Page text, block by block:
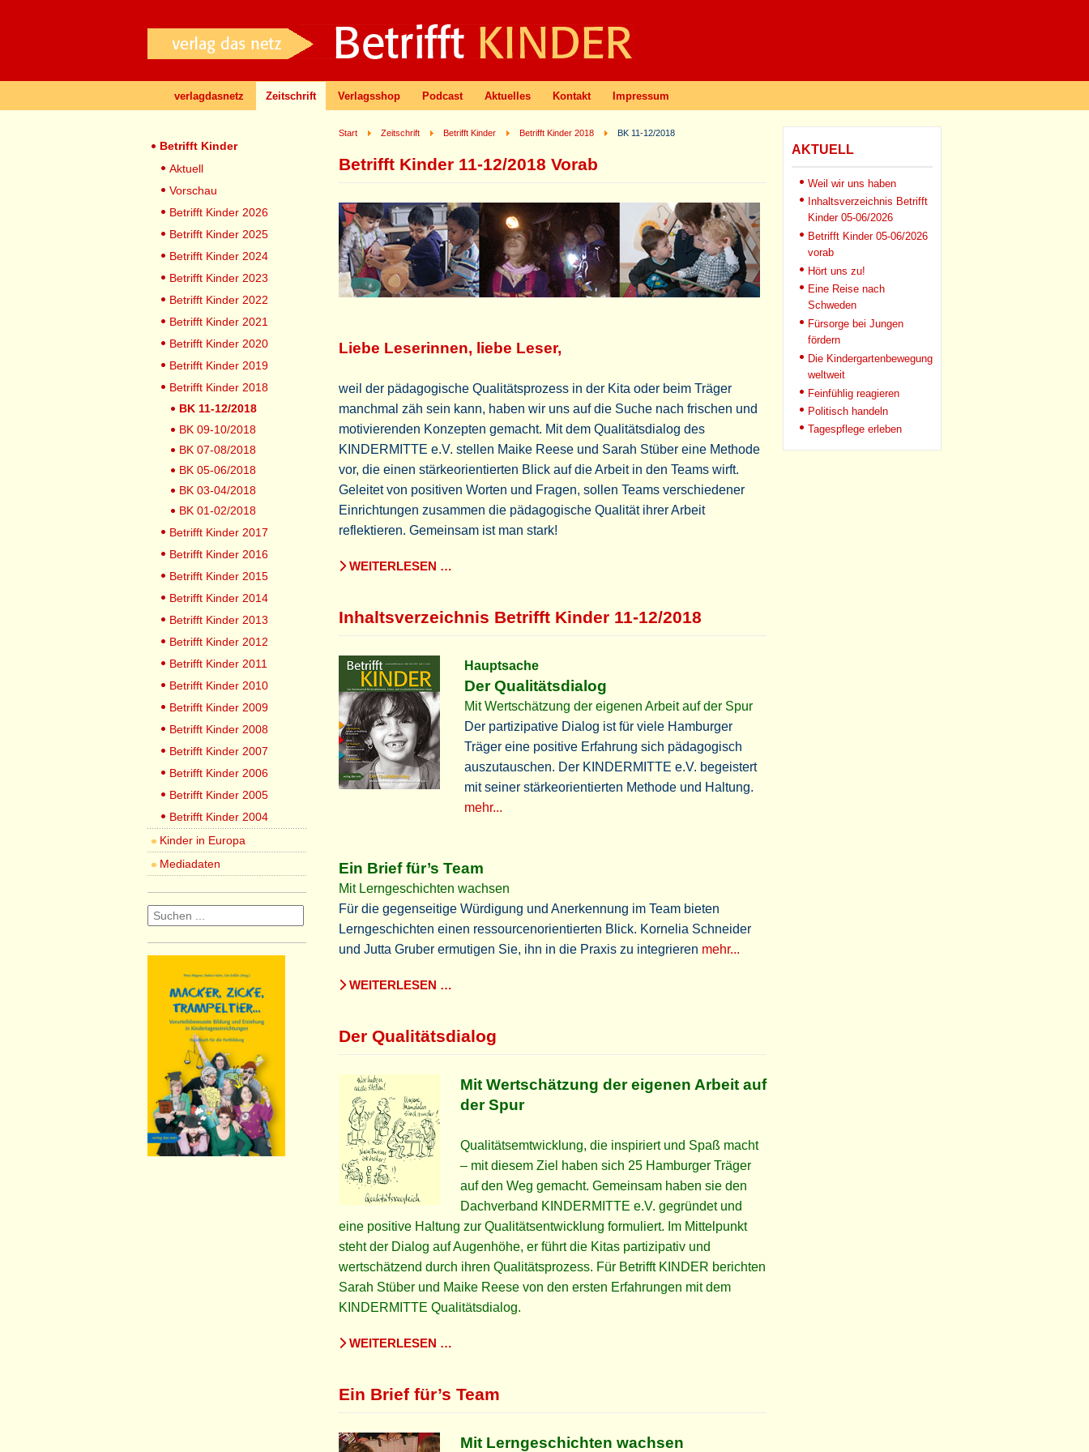
verlagdasnetz Zeitschrift Verlagsshop Podcast Aktuelles Kontakt Impressum
Start Zeitschrift Betrifft Kinder Betrifft Kinder 2018 BK 11-12/2018
Betrifft Kinder 11-12/2018 Vorab
Liebe Leserinnen, liebe Leser,
weil der pädagogische Qualitätsprozess in der Kita oder beim Träger
manchmal zäh sein kann, haben wir uns auf die Suche nach frischen und
motivierenden Konzepten gemacht. Mit dem Qualitätsdialog des
KINDERMITTE e.V. stellen Maike Reese und Sarah Stüber eine Methode
vor, die einen stärkeorientierten Blick auf die Arbeit in den Teams wirft.
Geleitet von positiven Worten und Fragen, sollen Teams verschiedener
Einrichtungen zusammen die pädagogische Qualität ihrer Arbeit
reflektieren. Gemeinsam ist man stark!
WEITERLESEN …
Inhaltsverzeichnis Betrifft Kinder 11-12/2018
Hauptsache
Der Qualitätsdialog
Mit Wertschätzung der eigenen Arbeit auf der Spur
Der partizipative Dialog ist für viele Hamburger
Träger eine positive Erfahrung sich pädagogisch
auszutauschen. Der KINDERMITTE e.V. begeistert
mit seiner stärkeorientierten Methode und Haltung.
mehr...
Ein Brief für’s Team
Mit Lerngeschichten wachsen
Für die gegenseitige Würdigung und Anerkennung im Team bieten
Lerngeschichten einen ressourcenorientierten Blick. Kornelia Schneider
und Jutta Gruber ermutigen Sie, ihn in die Praxis zu integrieren mehr...
WEITERLESEN …
Der Qualitätsdialog
Mit Wertschätzung der eigenen Arbeit auf
der Spur
Qualitätsemtwicklung, die inspiriert und Spaß macht
– mit diesem Ziel haben sich 25 Hamburger Träger
auf den Weg gemacht. Gemeinsam haben sie den
Dachverband KINDERMITTE e.V. gegründet und
eine positive Haltung zur Qualitätsentwicklung formuliert. Im Mittelpunkt
steht der Dialog auf Augenhöhe, er führt die Kitas partizipativ und
wertschätzend durch ihren Qualitätsprozess. Für Betrifft KINDER berichten
Sarah Stüber und Maike Reese von den ersten Erfahrungen mit dem
KINDERMITTE Qualitätsdialog.
WEITERLESEN …
Ein Brief für’s Team
Mit Lerngeschichten wachsen
Betrifft Kinder
Aktuell
Vorschau
Betrifft Kinder 2026
Betrifft Kinder 2025
Betrifft Kinder 2024
Betrifft Kinder 2023
Betrifft Kinder 2022
Betrifft Kinder 2021
Betrifft Kinder 2020
Betrifft Kinder 2019
Betrifft Kinder 2018
BK 11-12/2018
BK 09-10/2018
BK 07-08/2018
BK 05-06/2018
BK 03-04/2018
BK 01-02/2018
Betrifft Kinder 2017
Betrifft Kinder 2016
Betrifft Kinder 2015
Betrifft Kinder 2014
Betrifft Kinder 2013
Betrifft Kinder 2012
Betrifft Kinder 2011
Betrifft Kinder 2010
Betrifft Kinder 2009
Betrifft Kinder 2008
Betrifft Kinder 2007
Betrifft Kinder 2006
Betrifft Kinder 2005
Betrifft Kinder 2004
Kinder in Europa
Mediadaten
AKTUELL
Weil wir uns haben
Inhaltsverzeichnis Betrifft
Kinder 05-06/2026
Betrifft Kinder 05-06/2026
vorab
Hört uns zu!
Eine Reise nach
Schweden
Fürsorge bei Jungen
fördern
Die Kindergartenbewegung
weltweit
Feinfühlig reagieren
Politisch handeln
Tagespflege erleben